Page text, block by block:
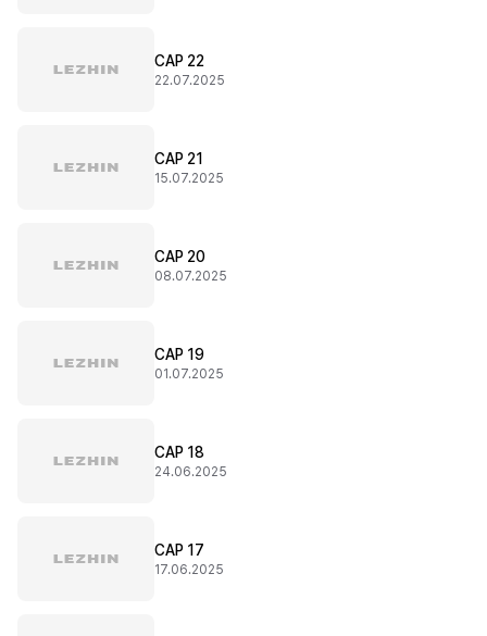
CAP 22
22.07.2025
CAP 21
15.07.2025
CAP 20
08.07.2025
CAP 19
01.07.2025
CAP 18
24.06.2025
CAP 17
17.06.2025